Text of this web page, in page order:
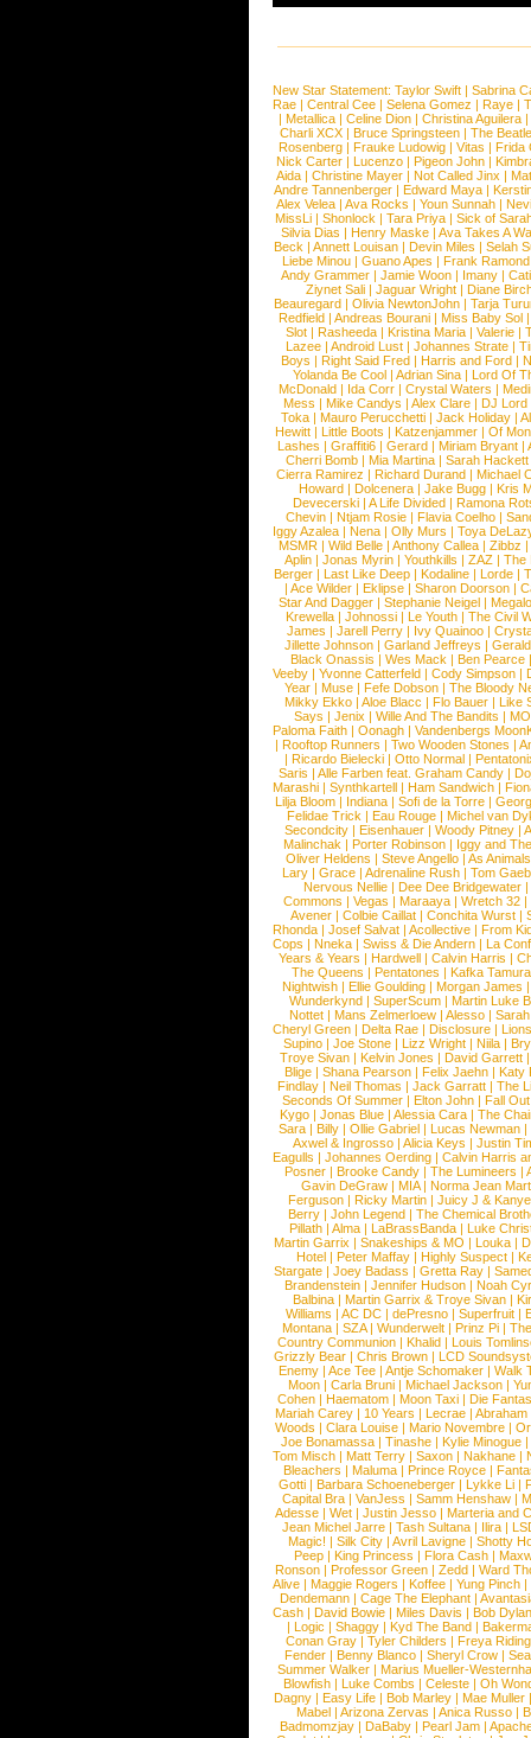
New Star Statement: Taylor Swift | Sabrina
Rae |Central Cee |Selena Gomez |Raye |
| Metallica | Celine Dion | Christina Aguilera |
Charli XCX |Bruce Springsteen |The
Rosenberg | Frauke Ludowig | Vitas | Frida
Nick Carter | Lucenzo | Pigeon John |
Aida |Christine Mayer |Not Called Jinx |
Andre Tannenberger | Edward Maya |
Alex Velea | Ava Rocks | Youn Sunnah |
MissLi | Shonlock | Tara Priya | Sick of
Silvia Dias |Henry Maske |Ava Takes A
Beck |Annett Louisan |Devin Miles |Selah
Liebe Minou |Guano Apes |Frank Ramond
Andy Grammer |Jamie Woon | Imany |
Ziynet Sali |Jaguar Wright |Diane
Beauregard |Olivia NewtonJohn |Tarja
Redfield | Andreas Bourani | Miss Baby Sol
Slot | Rasheeda | Kristina Maria | Valerie |
Lazee | Android Lust | Johannes Strate |
Boys | Right Said Fred | Harris and Ford |
Yolanda Be Cool |Adrian Sina |Lord Of
McDonald | Ida Corr |Crystal Waters |
Mess | Mike Candys | Alex Clare | DJ Lord
Toka | Mauro Perucchetti | Jack Holiday |
Hewitt |Little Boots |Katzenjammer |Of
Lashes |Graffiti6 |Gerard |Miriam Bryant |
Cherri Bomb | Mia Martina | Sarah Hackett
Cierra Ramirez | Richard Durand | Michael
Howard |Dolcenera |Jake Bugg |Kris
Devecerski |A Life Divided |Ramona
Chevin |Ntjam Rosie |Flavia Coelho |
Iggy Azalea | Nena | Olly Murs | Toya
MSMR |Wild Belle |Anthony Callea |Zibbz
Aplin | Jonas Myrin | Youthkills | ZAZ | The
Berger |Last Like Deep |Kodaline |Lorde |
|Ace Wilder |Eklipse |Sharon Doorson |
Star And Dagger | Stephanie Neigel |
Krewella | Johnossi | Le Youth | The Civil
James | Jarell Perry | Ivy Quainoo |
Jillette Johnson | Garland Jeffreys |
Black Onassis | Wes Mack | Ben Pearce
Veeby | Yvonne Catterfeld | Cody Simpson |
Year |Muse |Fefe Dobson |The Bloody
Mikky Ekko | Aloe Blacc | Flo Bauer | Like
Says | Jenix | Wille And The Bandits | MO
Paloma Faith |Oonagh |Vandenbergs
|Rooftop Runners |Two Wooden Stones |
| Ricardo Bielecki | Otto Normal |
Saris | Alle Farben feat. Graham Candy |
Marashi | Synthkartell | Ham Sandwich |
Lilja Bloom | Indiana | Sofi de la Torre |
Felidae Trick | Eau Rouge | Michel van
Secondcity |Eisenhauer |Woody Pitney |
Malinchak |Porter Robinson | Iggy and
Oliver Heldens |Steve Angello |As Animals
Lary | Grace | Adrenaline Rush | Tom
Nervous Nellie | Dee Dee Bridgewater |
Commons |Vegas |Maraaya |Wretch 32 |
Avener | Colbie Caillat | Conchita Wurst |
Rhonda | Josef Salvat | Acollective | From
Cops | Nneka | Swiss & Die Andern | La
Years & Years |Hardwell |Calvin Harris |
The Queens | Pentatones | Kafka Tamura
Nightwish |Ellie Goulding |Morgan James
Wunderkynd | SuperScum | Martin Luke
Nottet |Mans Zelmerloew |Alesso |
Cheryl Green |Delta Rae |Disclosure |
Supino |Joe Stone |Lizz Wright |Niila |
Troye Sivan | Kelvin Jones | David Garrett
Blige | Shana Pearson | Felix Jaehn | Katy
Findlay |Neil Thomas |Jack Garratt |The
Seconds Of Summer |Elton John |Fall
Kygo |Jonas Blue |Alessia Cara |The
Sara |Billy |Ollie Gabriel |Lucas Newman |
Axwel & Ingrosso | Alicia Keys | Justin
Eagulls |Johannes Oerding |Calvin Harris
Posner |Brooke Candy |The Lumineers |
Gavin DeGraw | MIA| Norma Jean
Ferguson | Ricky Martin | Juicy J &
Berry | John Legend | The Chemical
Pillath |Alma |LaBrassBanda |Luke
Martin Garrix | Snakeships & MO | Louka |
Hotel | Peter Maffay | Highly Suspect |
Stargate |Joey Badass |Gretta Ray |
Brandenstein |Jennifer Hudson |Noah
Balbina | Martin Garrix & Troye Sivan |
Williams |AC DC |dePresno |Superfruit |
Montana |SZA|Wunderwelt |Prinz Pi |
Country Communion | Khalid | Louis
Grizzly Bear | Chris Brown | LCD
Enemy | Ace Tee | Antje Schomaker | Walk
Moon |Carla Bruni |Michael Jackson |
Cohen |Haematom |Moon Taxi |Die
Mariah Carey | 10 Years | Lecrae | Abraham
Woods |Clara Louise |Mario Novembre |
Joe Bonamassa | Tinashe | Kylie Minogue |
Tom Misch |Matt Terry |Saxon |Nakhane |
Bleachers | Maluma | Prince Royce |
Gotti |Barbara Schoeneberger |Lykke Li |
Capital Bra |VanJess |Samm Henshaw |
Adesse |Wet |Justin Jesso |Marteria and
Jean Michel Jarre |Tash Sultana | Ilira |
Magic! | Silk City | Avril Lavigne | Shotty
Peep |King Princess |Flora Cash |
Ronson |Professor Green |Zedd |Ward
Alive |Maggie Rogers |Koffee |Yung Pinch |
Dendemann |Cage The Elephant |
Cash | David Bowie | Miles Davis | Bob Dylan
|Logic |Shaggy |Kyd The Band |
Conan Gray |Tyler Childers |Freya
Fender |Benny Blanco |Sheryl Crow |
Summer Walker |Marius Mueller-
Blowfish | Luke Combs | Celeste | Oh
Dagny |Easy Life |Bob Marley |Mae Muller
Mabel |Arizona Zervas |Anica Russo |
Badmomzjay |DaBaby |Pearl Jam |